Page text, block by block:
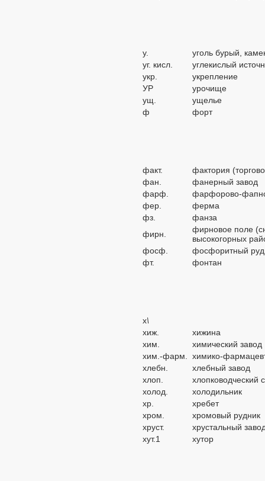
у.
уголь бурый,
уг. кисл.
углекислый
укр.
укрепление
УР
урочище
ущ.
ущелье
ф
форт
факт.
фактория
фан.
фанерный завод
фарф.
фарфорово-
фер.
ферма
фз.
фанза
фирн.
фирновое поле
высокогорных
фосф.
фосфоритный
фт.
фонтан
х\
хиж.
хижина
хим.
химический завод
хим.-фарм.
химико-
хлебн.
хлебный завод
хлоп.
хлопководческий
холод.
холодильник
хр.
хребет
хром.
хромовый рудник
хруст.
хрустальный
хут.1
хутор